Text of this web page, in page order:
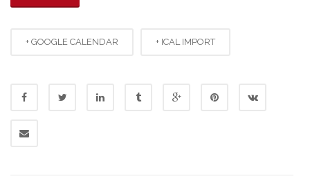
+ GOOGLE CALENDAR + ICAL IMPORT